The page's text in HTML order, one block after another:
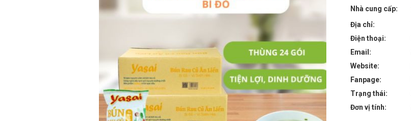
Nhà cung cấp:
Địa chỉ:
Điện thoại:
Email:
Website:
Fanpage:
Trạng thái:
Đơn vị tính: